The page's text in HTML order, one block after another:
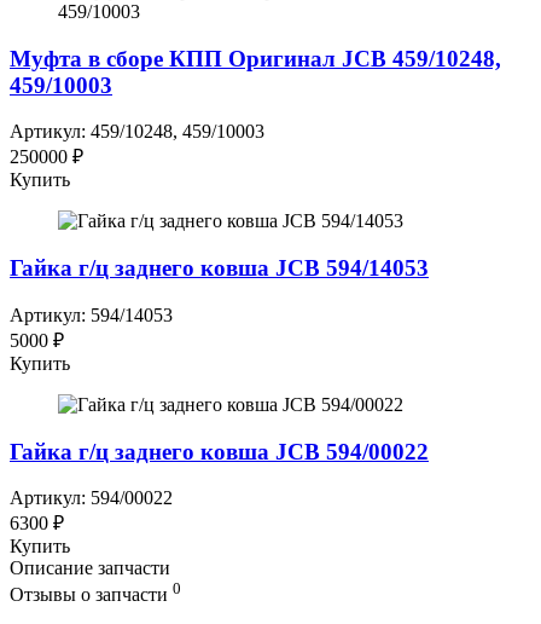
Муфта в сборе КПП Оригинал JCB 459/10248,
459/10003
Артикул: 459/10248, 459/10003
250000 ₽
Купить
Гайка г/ц заднего ковша JCB 594/14053
Артикул: 594/14053
5000 ₽
Купить
Гайка г/ц заднего ковша JCB 594/00022
Артикул: 594/00022
6300 ₽
Купить
Описание запчасти
Отзывы о запчасти 0